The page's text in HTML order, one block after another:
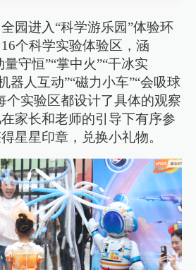
园进入“科学游乐园”体验环
个科学实验体验区，涵
守恒”“掌中火”“干冰实
器人互动”“磁力小车”“会吸球
个实验区都设计了具体的观察
家长和老师的引导下有序参
星星印章，兑换小礼物。